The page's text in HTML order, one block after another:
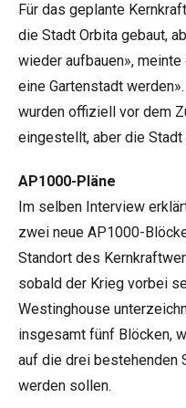
Für das geplante
die Stadt Orbita gebaut,
wieder aufbauen»,
eine Gartenstadt
wurden offiziell vor dem
eingestellt, aber die Stadt
AP1000-Pläne
Im selben Interview
zwei neue AP1000-
Standort des
sobald der Krieg vorbei
Westinghouse
insgesamt fünf Blöcken,
auf die drei bestehenden
werden sollen.